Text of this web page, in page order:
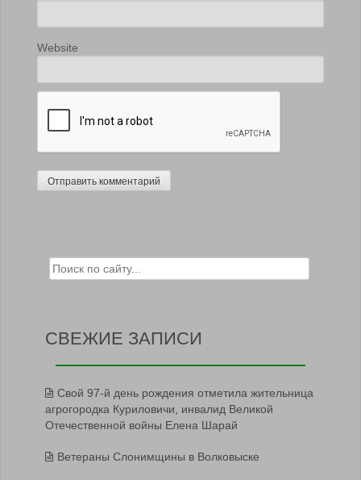
Website
Search for:
СВЕЖИЕ ЗАПИСИ
Свой 97-й день рождения отметила жительница
агрогородка Куриловичи, инвалид Великой
Отечественной войны Елена Шарай
Ветераны Слонимщины в Волковыске